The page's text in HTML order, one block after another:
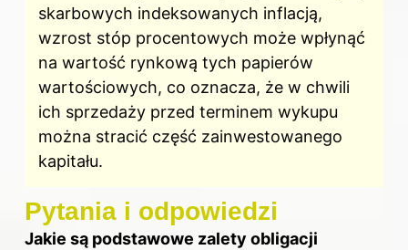
skarbowych indeksowanych inflacją,
wzrost stóp procentowych może wpłynąć
na wartość rynkową tych papierów
wartościowych, co oznacza, że w chwili
ich sprzedaży przed terminem wykupu
można stracić część zainwestowanego
kapitału.
Pytania i odpowiedzi
Jakie są podstawowe zalety obligacji